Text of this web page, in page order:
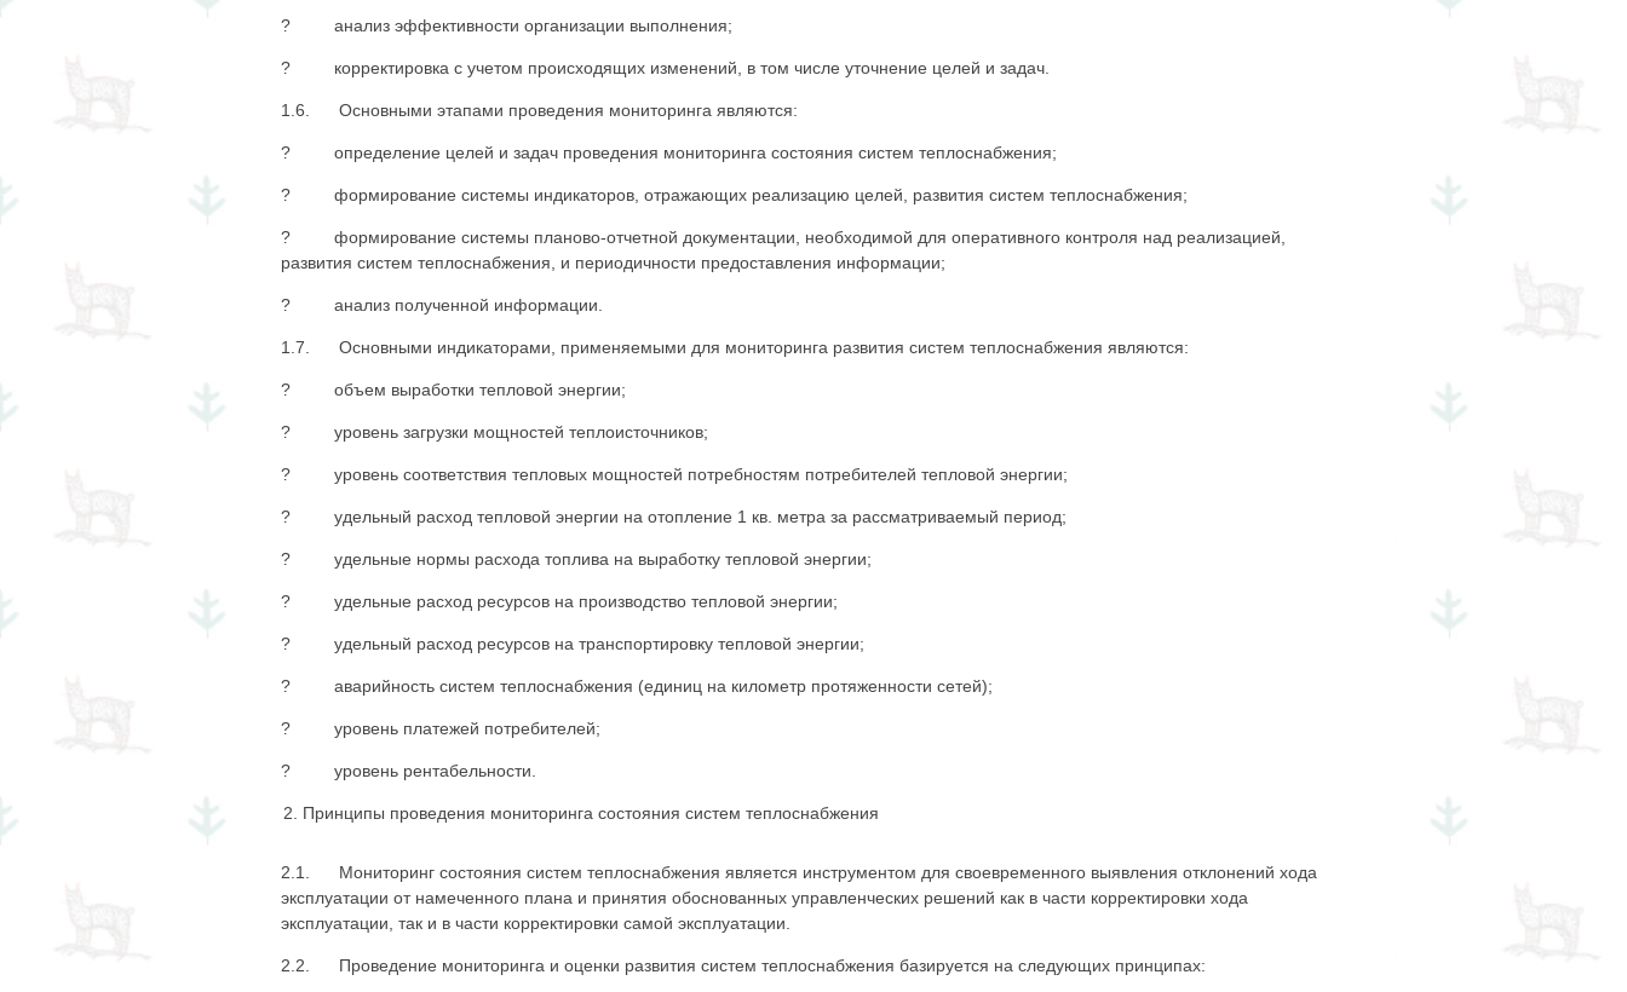
? анализ эффективности организации выполнения;
? корректировка с учетом происходящих изменений, в том числе уточнение целей и задач.
1.6. Основными этапами проведения мониторинга являются:
? определение целей и задач проведения мониторинга состояния систем теплоснабжения;
? формирование системы индикаторов, отражающих реализацию целей, развития систем теплоснабжения;
? формирование системы планово-отчетной документации, необходимой для оперативного контроля над реализацией,
развития систем теплоснабжения, и периодичности предоставления информации;
? анализ полученной информации.
1.7. Основными индикаторами, применяемыми для мониторинга развития систем теплоснабжения являются:
? объем выработки тепловой энергии;
? уровень загрузки мощностей теплоисточников;
? уровень соответствия тепловых мощностей потребностям потребителей тепловой энергии;
? удельный расход тепловой энергии на отопление 1 кв. метра за рассматриваемый период;
? удельные нормы расхода топлива на выработку тепловой энергии;
? удельные расход ресурсов на производство тепловой энергии;
? удельный расход ресурсов на транспортировку тепловой энергии;
? аварийность систем теплоснабжения (единиц на километр протяженности сетей);
? уровень платежей потребителей;
? уровень рентабельности.
Принципы проведения мониторинга состояния систем теплоснабжения
2.1. Мониторинг состояния систем теплоснабжения является инструментом для своевременного выявления отклонений хода
эксплуатации от намеченного плана и принятия обоснованных управленческих решений как в части корректировки хода
эксплуатации, так и в части корректировки самой эксплуатации.
2.2. Проведение мониторинга и оценки развития систем теплоснабжения базируется на следующих принципах: